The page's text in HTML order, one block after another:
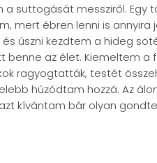
a suttogását messziről. Egy
mert ébren lenni is
úszni kezdtem a hideg
benne az élet. Kiemeltem a
ragyogtatták, testét
húzódtam hozzá. Az
kívántam bár olyan